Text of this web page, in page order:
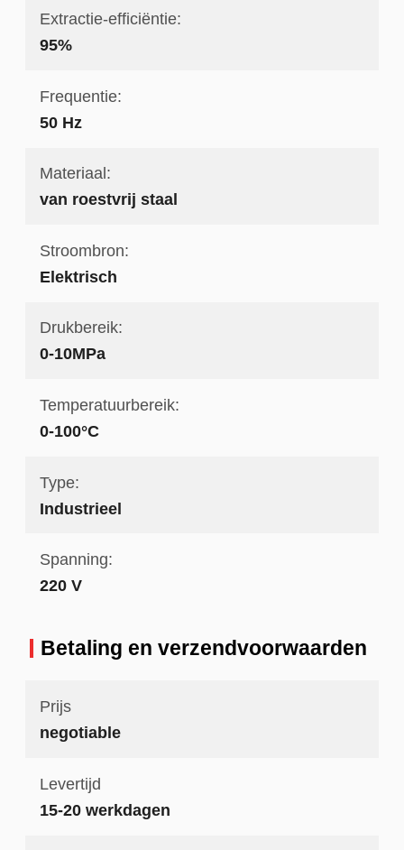
Extractie-efficiëntie:
95%
Frequentie:
50 Hz
Materiaal:
van roestvrij staal
Stroombron:
Elektrisch
Drukbereik:
0-10MPa
Temperatuurbereik:
0-100°C
Type:
Industrieel
Spanning:
220 V
Betaling en verzendvoorwaarden
Prijs
negotiable
Levertijd
15-20 werkdagen